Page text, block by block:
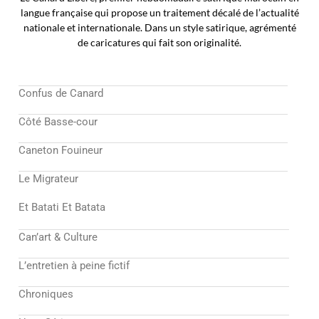
langue française qui propose un traitement décalé de l’actualité
nationale et internationale. Dans un style satirique, agrémenté
de caricatures qui fait son originalité.
Confus de Canard
Côté Basse-cour
Caneton Fouineur
Le Migrateur
Et Batati Et Batata
Can’art & Culture
L’entretien à peine fictif
Chroniques